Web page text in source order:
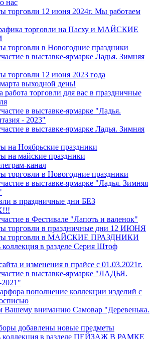
нас
торговли 12 июня 2024г. Мы работаем
торговли на Пасху и МАЙСКИЕ
торговли в Новогодние праздники
в выставке-ярмарке Ладья. Зимняя
торговли 12 июня 2023 года
выходной день!
работа торговли для вас в праздничные
в выставке-ярмарке "Ладья.
- 2023"
в выставке-ярмарке Ладья. Зимняя
на Ноябрьские праздники
на майские праздники
канал
торговли в Новогодние праздники
в выставке-ярмарке "Ладья. Зимняя
в праздничные дни БЕЗ
в Фестивале "Лапоть и валенок"
торговли в праздничные дни 12 ИЮНЯ
торговли в МАЙСКИЕ ПРАЗДНИКИ
в разделе Серия Штоф
и изменения в прайсе с 01.03.2021г.
в выставке-ярмарке "ЛАДЬЯ.
пополнение коллекции изделий с
Вашему вниманию Самовар "Деревенька.
добавлены новые предметы
коллекция в разделе ПЕЙЗАЖ В РАМКЕ